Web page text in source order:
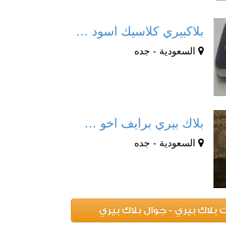
بلاكبيري كلاسيك اسود …
السعودية - جده
بلاك بيري برايف اخو …
السعودية - جده
بلاك بيري - جوال بلاك بيري